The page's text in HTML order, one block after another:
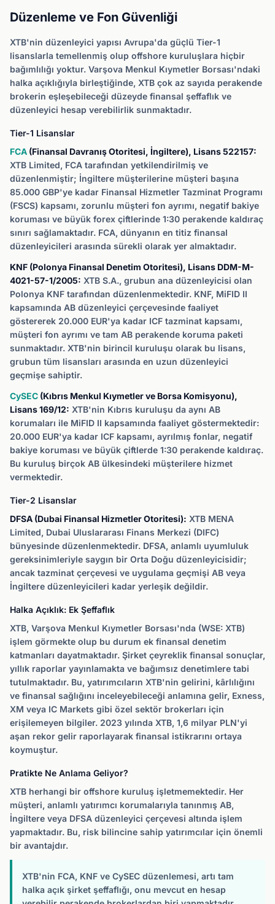
Düzenleme ve Fon Güvenliği
XTB'nin düzenleyici yapısı Avrupa'da güçlü Tier-1
lisanslarla temellenmiş olup offshore kuruluşlara hiçbir
bağımlılığı yoktur. Varşova Menkul Kıymetler Borsası'ndaki
halka açıklığıyla birleştiğinde, XTB çok az sayıda perakende
brokerin eşleşebileceği düzeyde finansal şeffaflık ve
düzenleyici hesap verebilirlik sunmaktadır.
Tier-1 Lisanslar
FCA (Finansal Davranış Otoritesi, İngiltere), Lisans 522157:
XTB Limited, FCA tarafından yetkilendirilmiş ve
düzenlenmiştir; İngiltere müşterilerine müşteri başına
85.000 GBP'ye kadar Finansal Hizmetler Tazminat Programı
(FSCS) kapsamı, zorunlu müşteri fon ayrımı, negatif bakiye
koruması ve büyük forex çiftlerinde 1:30 perakende kaldıraç
sınırı sağlamaktadır. FCA, dünyanın en titiz finansal
düzenleyicileri arasında sürekli olarak yer almaktadır.
KNF (Polonya Finansal Denetim Otoritesi), Lisans DDM-M-
4021-57-1/2005: XTB S.A., grubun ana düzenleyicisi olan
Polonya KNF tarafından düzenlenmektedir. KNF, MiFID II
kapsamında AB düzenleyici çerçevesinde faaliyet
göstererek 20.000 EUR'ya kadar ICF tazminat kapsamı,
müşteri fon ayrımı ve tam AB perakende koruma paketi
sunmaktadır. XTB'nin birincil kuruluşu olarak bu lisans,
grubun tüm lisansları arasında en uzun düzenleyici
geçmişe sahiptir.
CySEC (Kıbrıs Menkul Kıymetler ve Borsa Komisyonu),
Lisans 169/12: XTB'nin Kıbrıs kuruluşu da aynı AB
korumaları ile MiFID II kapsamında faaliyet göstermektedir:
20.000 EUR'ya kadar ICF kapsamı, ayrılmış fonlar, negatif
bakiye koruması ve büyük çiftlerde 1:30 perakende kaldıraç.
Bu kuruluş birçok AB ülkesindeki müşterilere hizmet
vermektedir.
Tier-2 Lisanslar
DFSA (Dubai Finansal Hizmetler Otoritesi): XTB MENA
Limited, Dubai Uluslararası Finans Merkezi (DIFC)
bünyesinde düzenlenmektedir. DFSA, anlamlı uyumluluk
gereksinimleriyle saygın bir Orta Doğu düzenleyicisidir;
ancak tazminat çerçevesi ve uygulama geçmişi AB veya
İngiltere düzenleyicileri kadar yerleşik değildir.
Halka Açıklık: Ek Şeffaflık
XTB, Varşova Menkul Kıymetler Borsası'nda (WSE: XTB)
işlem görmekte olup bu durum ek finansal denetim
katmanları dayatmaktadır. Şirket çeyreklik finansal sonuçlar,
yıllık raporlar yayınlamakta ve bağımsız denetimlere tabi
tutulmaktadır. Bu, yatırımcıların XTB'nin gelirini, kârlılığını
ve finansal sağlığını inceleyebileceği anlamına gelir, Exness,
XM veya IC Markets gibi özel sektör brokerları için
erişilemeyen bilgiler. 2023 yılında XTB, 1,6 milyar PLN'yi
aşan rekor gelir raporlayarak finansal istikrarını ortaya
koymuştur.
Pratikte Ne Anlama Geliyor?
XTB herhangi bir offshore kuruluş işletmemektedir. Her
müşteri, anlamlı yatırımcı korumalarıyla tanınmış AB,
İngiltere veya DFSA düzenleyici çerçevesi altında işlem
yapmaktadır. Bu, risk bilincine sahip yatırımcılar için önemli
bir avantajdır.
XTB'nin FCA, KNF ve CySEC düzenlemesi, artı tam
halka açık şirket şeffaflığı, onu mevcut en hesap